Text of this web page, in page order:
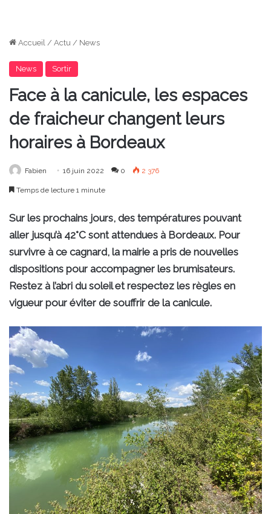
Accueil / Actu / News
News Sortir
Face à la canicule, les espaces
de fraicheur changent leurs
horaires à Bordeaux
Fabien 16 juin 2022 0 2 376
Temps de lecture 1 minute
Sur les prochains jours, des températures pouvant
aller jusqu’à 42°C sont attendues à Bordeaux. Pour
survivre à ce cagnard, la mairie a pris de nouvelles
dispositions pour accompagner les brumisateurs.
Restez à l’abri du soleil et respectez les règles en
vigueur pour éviter de souffrir de la canicule.